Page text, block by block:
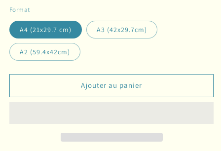
Format
A4 (21x29.7 cm) A3 (42x29.7cm)
A2 (59.4x42cm)
Ajouter au panier